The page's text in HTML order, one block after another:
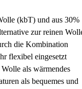
(kbT) und aus 30%
zur reinen
die Kombination
flexibel eingesetzt
als wärmendes
als bequemes und